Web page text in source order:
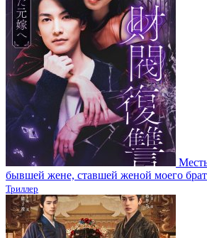
бывшей жене, ставшей женой моего
Триллер